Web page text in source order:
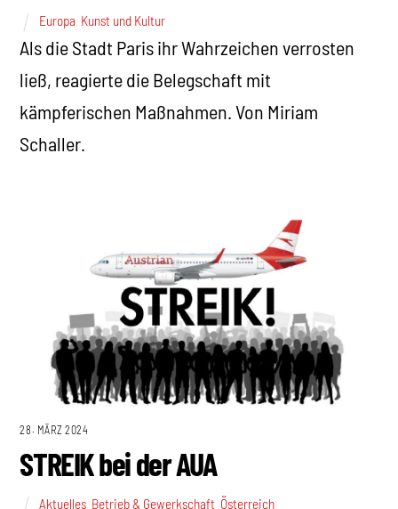
Europa Kunst und Kultur
Als die Stadt Paris ihr Wahrzeichen verrosten
ließ, reagierte die Belegschaft mit
kämpferischen Maßnahmen. Von Miriam
Schaller.
28. MÄRZ 2024
STREIK bei der AUA
Aktuelles Betrieb & Gewerkschaft Österreich